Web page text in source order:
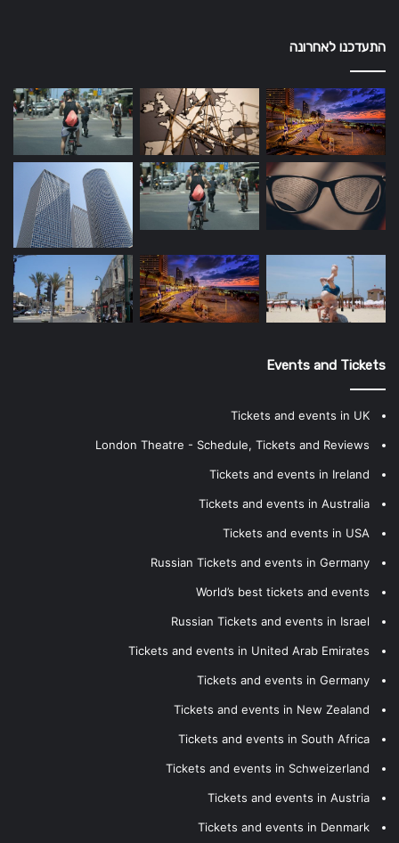
התעדכנו לאחרונה
Events and Tickets
Tickets and events in UK
London Theatre - Schedule, Tickets and Reviews
Tickets and events in Ireland
Tickets and events in Australia
Tickets and events in USA
Russian Tickets and events in Germany
World’s best tickets and events
Russian Tickets and events in Israel
Tickets and events in United Arab Emirates
Tickets and events in Germany
Tickets and events in New Zealand
Tickets and events in South Africa
Tickets and events in Schweizerland
Tickets and events in Austria
Tickets and events in Denmark